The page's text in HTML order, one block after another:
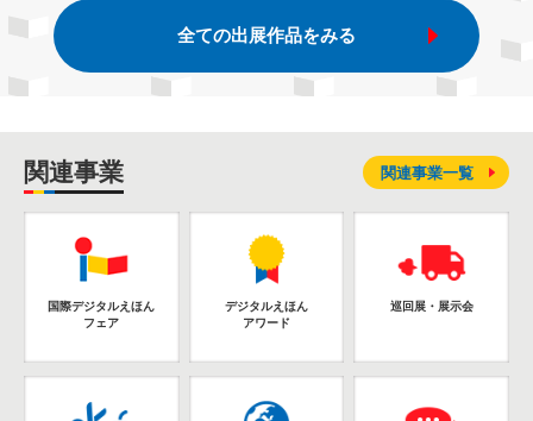
全ての出展作品をみる
関連事業
国際デジタルえほん
フェア
デジタルえほん
アワード
巡回展・展示会
関連事業一覧